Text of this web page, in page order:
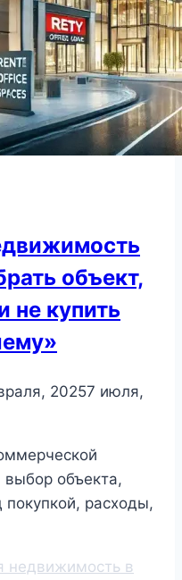
объект,
не купить
20257 июля,
объекта,
расходы,
недвижимость в